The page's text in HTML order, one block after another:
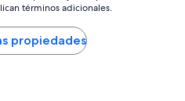
términos adicionales.
propiedades